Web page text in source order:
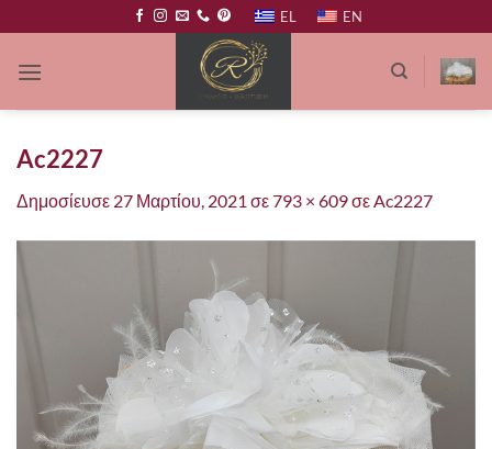
στο
περιεχόμενο
EL EN
Ac2227
Δημοσίευσε 27 Μαρτίου, 2021 σε793 × 609σεAc2227